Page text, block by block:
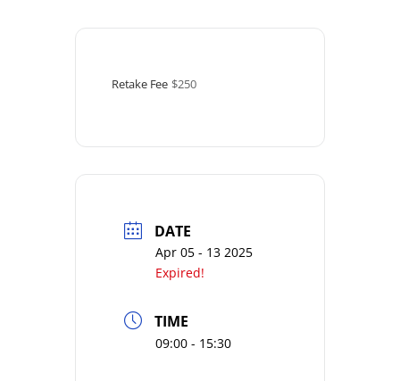
Retake Fee $250
DATE
Apr 05 - 13 2025
Expired!
TIME
09:00 - 15:30